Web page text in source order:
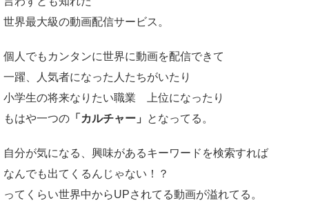
世界最大級の動画配信サービス。
個人でもカンタンに世界に動画を配信できて
一躍、人気者になった人たちがいたり
小学生の将来なりたい職業 上位になったり
もはや一つの 「カルチャー」 となってる。
自分が気になる、興味があるキーワードを検索すれば
なんでも出てくるんじゃない！？
ってくらい世界中からUPされてる動画が溢れてる。